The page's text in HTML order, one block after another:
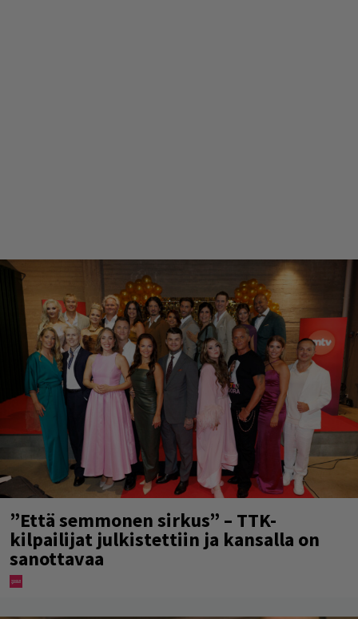
”Että semmonen sirkus” – TTK-
kilpailijat julkistettiin ja kansalla on
sanottavaa